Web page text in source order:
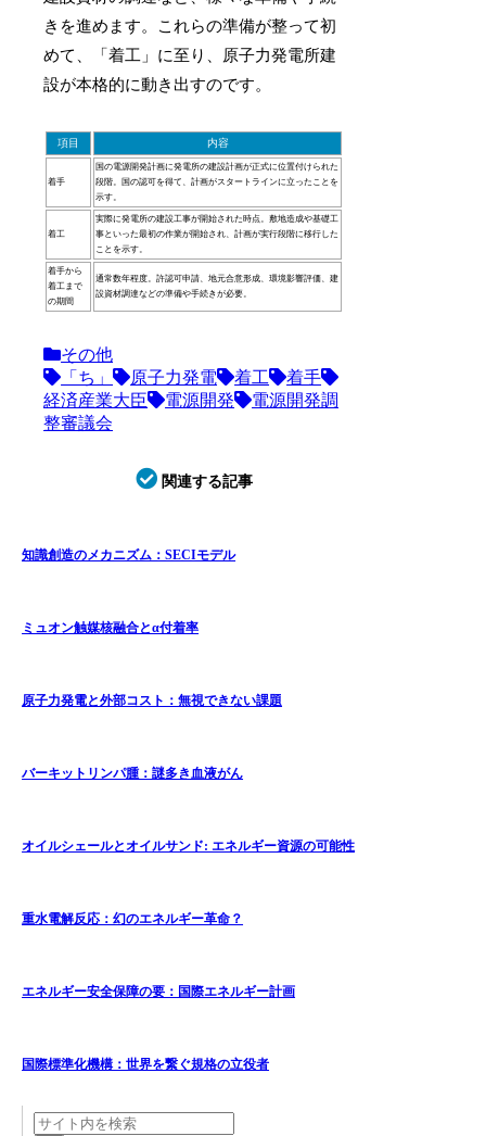
きを進めます。これらの準備が整って初
めて、「着工」に至り、原子力発電所建
設が本格的に動き出すのです。
項目 内容
着手
国の電源開発計画に発電所の建設計画が正式に位置付けられた
段階。国の認可を得て、計画がスタートラインに立ったことを
示す。
着工
実際に発電所の建設工事が開始された時点。敷地造成や基礎工
事といった最初の作業が開始され、計画が実行段階に移行した
ことを示す。
着手から
着工まで
の期間
通常数年程度。許認可申請、地元合意形成、環境影響評価、建
設資材調達などの準備や手続きが必要。
その他
「ち」
原子力発電 着工
着手
経済産業大臣
電源開発
電源開発調
整審議会
関連する記事
知識創造のメカニズム：SECIモデル
ミュオン触媒核融合とα付着率
原子力発電と外部コスト：無視できない課題
バーキットリンパ腫：謎多き血液がん
オイルシェールとオイルサンド: エネルギー資源の可能性
重水電解反応：幻のエネルギー革命？
エネルギー安全保障の要：国際エネルギー計画
国際標準化機構：世界を繋ぐ規格の立役者